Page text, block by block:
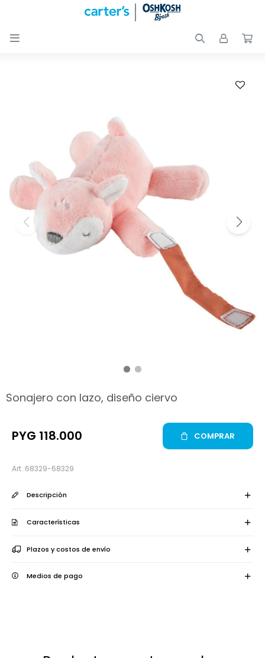

Sonajero con lazo, diseño ciervo
68329-68329
PYG 118.000 COMPRAR
Descripción
Características
Plazos y costos de envío
Medios de pago
Nuevos
Calzado
Club
Carter
OUTLET